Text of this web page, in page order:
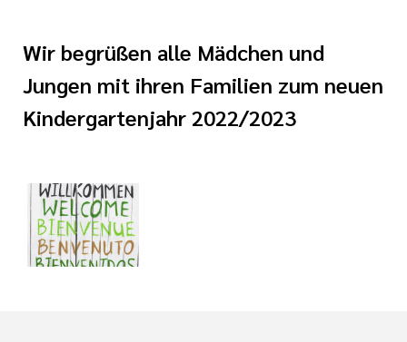
Kinderschutz
Bildung
eines
Wir begrüßen alle Mädchen und
Jungen mit ihren Familien zum neuen
Kindergartenjahr 2022/2023